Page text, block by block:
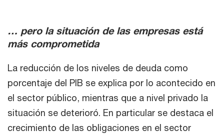
… pero la situación de las empresas está
más comprometida
La reducción de los niveles de deuda como
porcentaje del PIB se explica por lo acontecido en
el sector público, mientras que a nivel privado la
situación se deterioró. En particular se destaca el
crecimiento de las obligaciones en el sector